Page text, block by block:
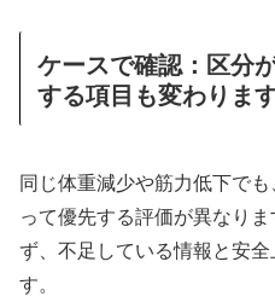
ケースで確認：区分
する項目も変わりま
同じ体重減少や筋力低下で
って優先する評価が異なり
ず、不足している情報と安
す。